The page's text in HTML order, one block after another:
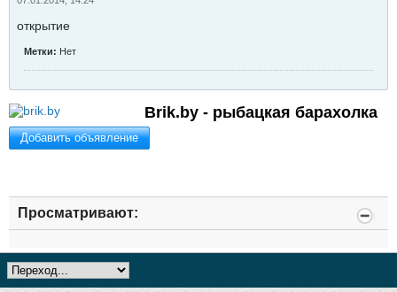
открытие
Метки: Нет
Brik.by - рыбацкая барахолка
Добавить объявление
Просматривают: